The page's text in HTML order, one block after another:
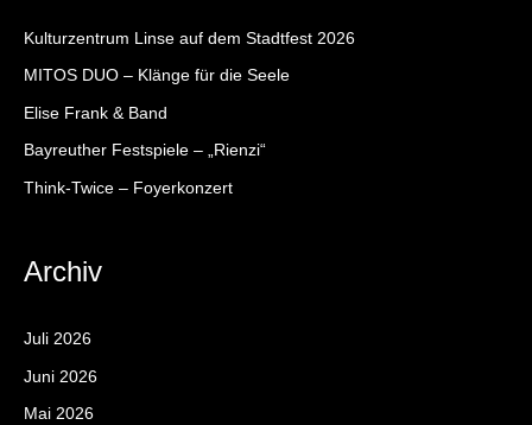
n
n
a
c
h
Kulturzentrum Linse auf dem Stadtfest 2026
MITOS DUO – Klänge für die Seele
Elise Frank & Band
Bayreuther Festspiele – „Rienzi“
Think-Twice – Foyerkonzert
Archiv
Juli 2026
Juni 2026
Mai 2026